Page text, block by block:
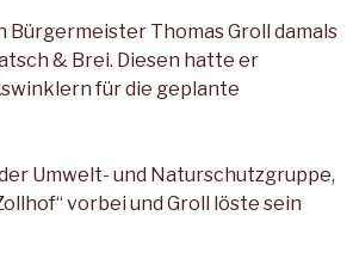
Bürgermeister Thomas Groll damals
& Brei. Diesen hatte er
für die geplante
Umwelt- und Naturschutzgruppe,
vorbei und Groll löste sein